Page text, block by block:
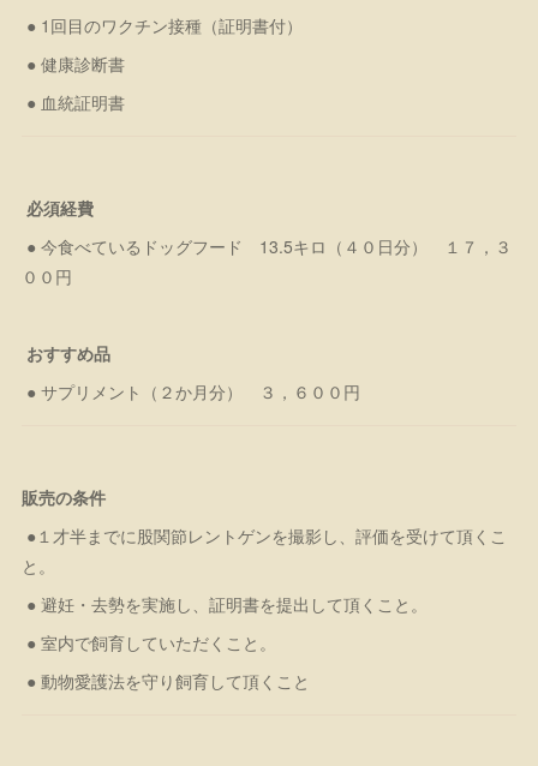
● 1回目のワクチン接種（証明書付）
● 健康診断書
● 血統証明書
必須経費
● 今食べているドッグフード 13.5キロ（４０日分） １７，３
００円
おすすめ品
● サプリメント（２か月分） ３，６００円
販売の条件
●１才半までに股関節レントゲンを撮影し、評価を受けて頂くこ
と。
● 避妊・去勢を実施し、証明書を提出して頂くこと。
● 室内で飼育していただくこと。
● 動物愛護法を守り飼育して頂くこと